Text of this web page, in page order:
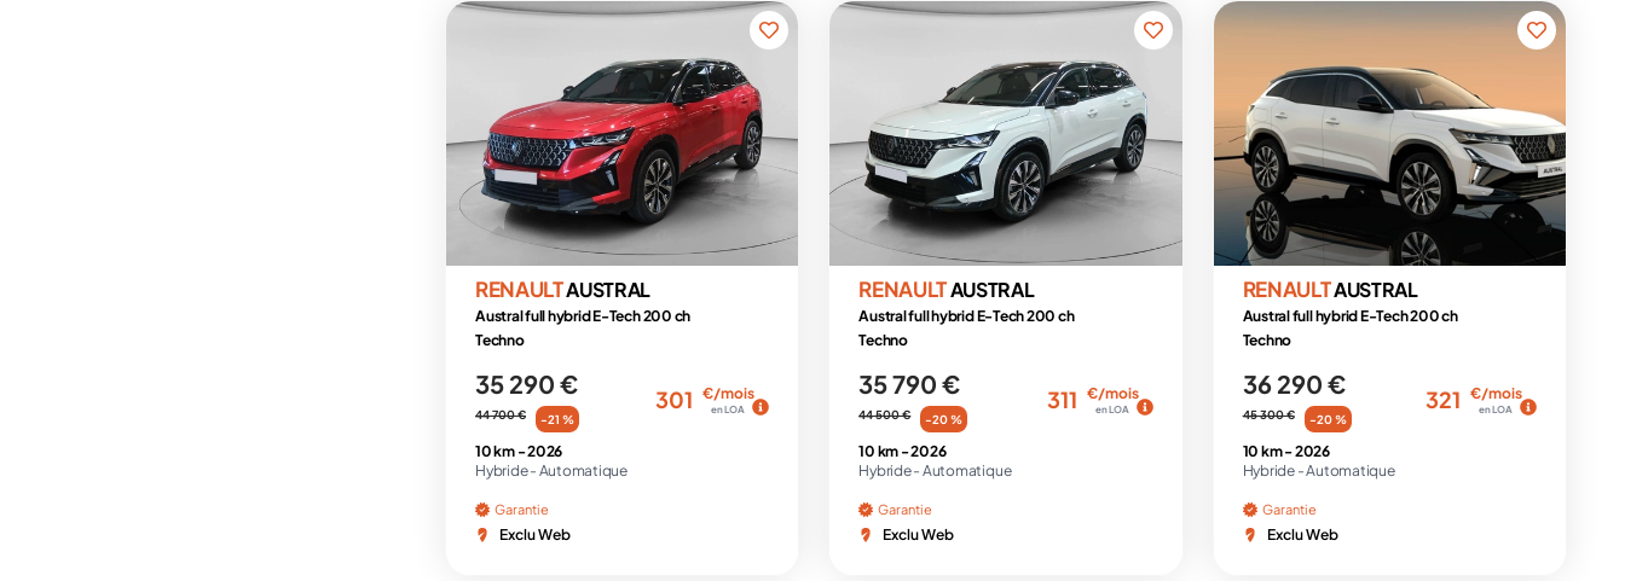
RENAULTAUSTRAL
Austral full hybrid E-Tech 200 ch
Techno
35 290 €
44 700 € -21 %
301 €/mois
en LOA
10 km -2026
Hybride - Automatique
Garantie
Exclu Web
RENAULTAUSTRAL
Austral full hybrid E-Tech 200 ch
Techno
35 790 €
44 500 € -20 %
311 €/mois
en LOA
10 km -2026
Hybride - Automatique
Garantie
Exclu Web
RENAULTAUSTRAL
Austral full hybrid E-Tech 200 ch
Techno
36 290 €
45 300 € -20 %
321 €/mois
en LOA
10 km -2026
Hybride -Automatique
Garantie
Exclu Web